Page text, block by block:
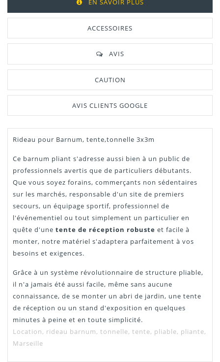
EN SAVOIR PLUS
ACCESSOIRES
AVIS
CAUTION
AVIS CLIENTS GOOGLE
Rideau pour Barnum, tente,tonnelle 3x3m
Ce barnum pliant s'adresse aussi bien à un public de
professionnels avertis que de particuliers débutants.
Que vous soyez forains, commerçants non sédentaires
sur les marchés, responsable d'un site de premiers
secours, un équipage sportif, professionnel de
l'événementiel ou tout simplement un particulier en
quête d'une tente de réception robuste et facile à
monter, notre matériel s'adaptera parfaitement à vos
besoins et exigences.
Grâce à un système révolutionnaire de structure pliable,
il n'a jamais été aussi facile, même sans aucune
connaissance, de se monter un abri de jardin, une tente
de réception ou un stand d'exposition en quelques
minutes à peine et en toute simplicité.
Location, rideau barnum, tonnelle, tente, pliable, pliante,
Marseille